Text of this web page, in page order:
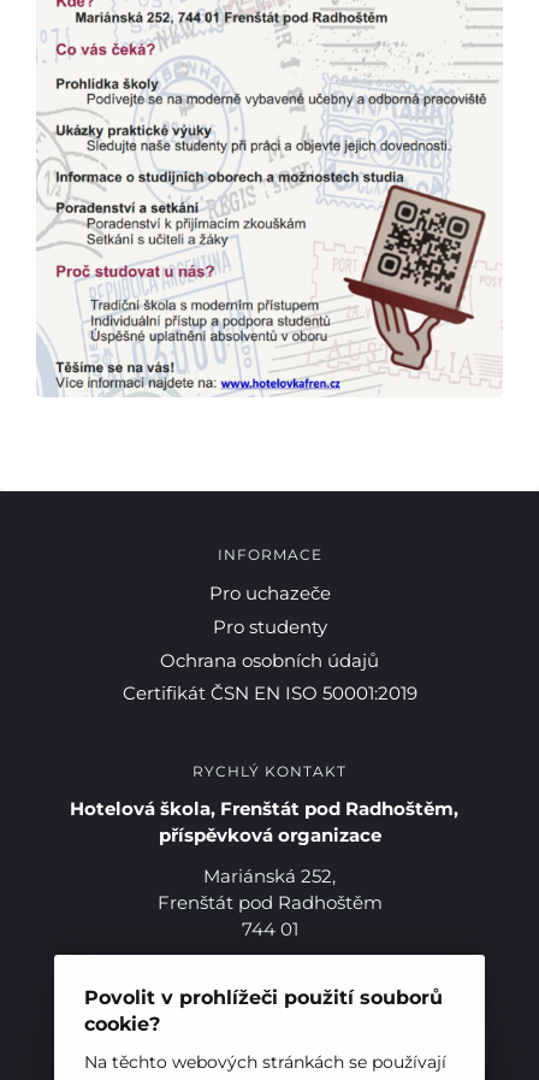
Povolit v prohlížeči použití souborů
cookie?
Na těchto webových stránkách se používají
Škola
Studium
Projekty
Foto
Video a audio
Virtuální prohlídka
INFORMACE
Pro uchazeče
Pro studenty
Ochrana osobních údajů
Certifikát ČSN EN ISO 50001:2019
RYCHLÝ KONTAKT
Hotelová škola, Frenštát pod Radhoštěm,
příspěvková organizace
Mariánská 252,
Frenštát pod Radhoštěm
744 01
E-mail:sekretariat@hotelovkafren.cz
Datová schránka: bc5jrez
IČ: 00576441